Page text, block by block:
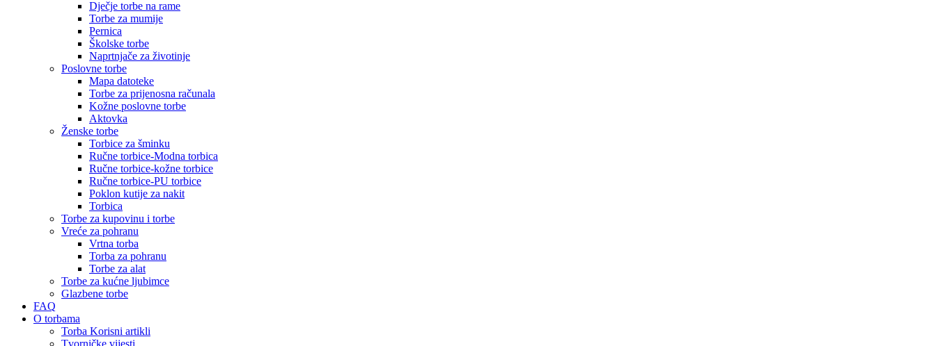
Dječje torbe na rame
Torbe za mumije
Pernica
Školske torbe
Naprtnjače za životinje
Poslovne torbe
Mapa datoteke
Torbe za prijenosna računala
Kožne poslovne torbe
Aktovka
Ženske torbe
Torbice za šminku
Ručne torbice-Modna torbica
Ručne torbice-kožne torbice
Ručne torbice-PU torbice
Poklon kutije za nakit
Torbica
Torbe za kupovinu i torbe
Vreće za pohranu
Vrtna torba
Torba za pohranu
Torbe za alat
Torbe za kućne ljubimce
Glazbene torbe
FAQ
O torbama
Torba Korisni artikli
Tvorničke vijesti